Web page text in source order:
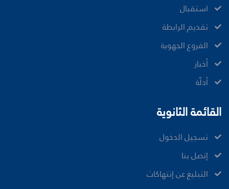
ﺍﺳﺘﻘﺒﺎﻝ
ﺗﻘﺪﻳﻢ ﺍﻟﺮﺍﺑﻄﺔ
الفروع الجهوية
ﺃﺧﺒﺎﺭ
أدلّة
القائمة الثانوية
تسجيل الدخول
إتصل بنا
ﺍﻟﺘﺒﻠﻴﻎ ﻋﻦ ﺇﻧﺘﻬﺎﻛﺎﺕ